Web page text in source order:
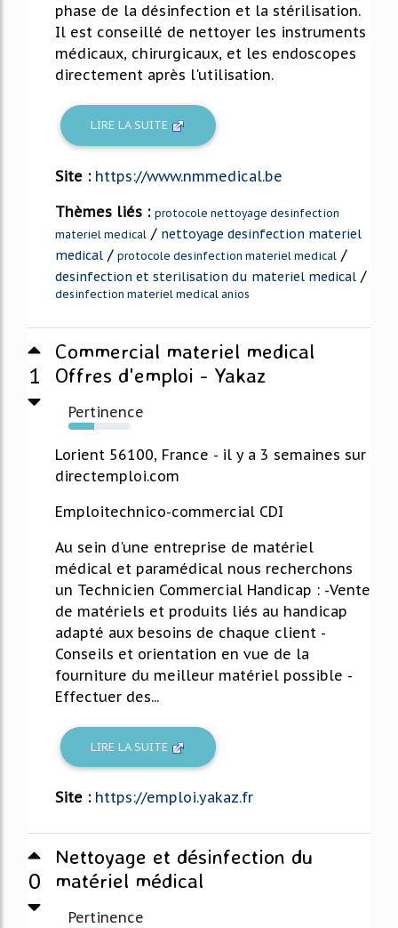
phase de la désinfection et la stérilisation.
Il est conseillé de nettoyer les instruments
médicaux, chirurgicaux, et les endoscopes
directement après l'utilisation.
LIRE LA SUITE
Site : https://www.nmmedical.be
Thèmes liés : protocole nettoyage desinfection
materiel medical / nettoyage desinfection materiel
medical / protocole desinfection materiel medical /
desinfection et sterilisation du materiel medical /
desinfection materiel medical anios
1
Commercial materiel medical
Offres d'emploi - Yakaz
Pertinence
42%
Lorient 56100, France - il y a 3 semaines sur
directemploi.com
Emploitechnico-commercial CDI
Au sein d'une entreprise de matériel
médical et paramédical nous recherchons
un Technicien Commercial Handicap : -Vente
de matériels et produits liés au handicap
adapté aux besoins de chaque client -
Conseils et orientation en vue de la
fourniture du meilleur matériel possible -
Effectuer des...
LIRE LA SUITE
Site : https://emploi.yakaz.fr
0
Nettoyage et désinfection du
matériel médical
Pertinence